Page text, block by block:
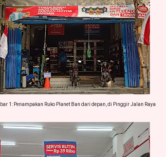
1: Penampakan Ruko Planet Ban dari depan, di Pinggir Jalan Raya